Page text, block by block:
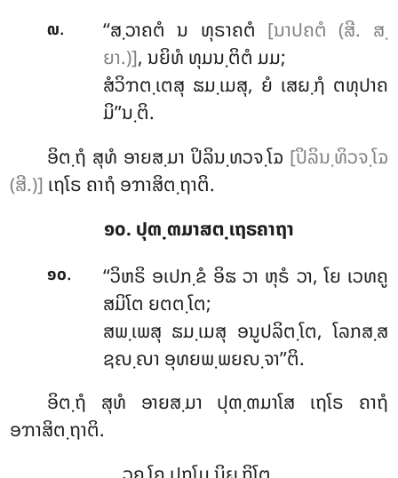
໙. ‘‘ສ຺ວາຄຕໍ ນ ທຸຣາຄຕໍ [ນາປຄຕໍ (ສີ. ສ຺
ຍາ.)], ນຍິທໍ ທຸມນ຺ຕິຕໍ ມມ;
ສໍວິຠຕ຺ເຕສຸ ຘມ຺ເມສຸ, ຍໍ ເສຏ຺ຐໍ ຕທຸປາຄ
ມິ’’ນ຺ຕິ.
ອິຕ຺ຖໍ ສຸທໍ ອາຍສ຺ມາ ປິລິນ຺ທວຈ຺ໂຉ [ປິລິນ຺ທິວຈ຺ໂຉ
(ສີ.)] ເຖໂຣ ຄາຖໍ ອຠາສິຕ຺ຖາຕິ.
໑໐. ປຸຓ຺ຓມາສຕ຺ເຖຣຄາຖາ
໑໐. ‘‘ວິຫຣິ ອເປກ຺ຂໍ ອິຘ ວາ ຫຸຣໍ ວາ, ໂຍ ເວທຄູ
ສມິໂຕ ຍຕຕ຺ໂຕ;
ສພ຺ເພສຸ ຘມ຺ເມສຸ ອນູປລິຕ຺ໂຕ, ໂລກສ຺ສ
ຊຎ຺ຎາ ອຸທຍພ຺ພຍຎ຺ຈາ’’ຕິ.
ອິຕ຺ຖໍ ສຸທໍ ອາຍສ຺ມາ ປຸຓ຺ຓມາໂສ ເຖໂຣ ຄາຖໍ
ອຠາສິຕ຺ຖາຕິ.